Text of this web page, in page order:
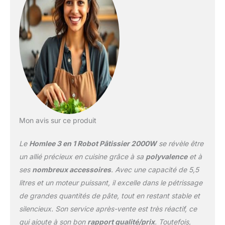
Pâtissier Multifonctions】Robot Pâtissier
seulement un Robot Pétrin,mais aussi un
presse-agrumes de 1,5L pour mélanger les
boissons et les smoothies facilement, les
lames en acier inoxydable 304 ont une
capacité de coupe plus forte. Avec
l'entonnoir à saucisses et les accessoires,
vous pouvez commencer à préparer des
saucisses,des hamburgers,des boulettes de
viande,ce qui facilite la préparation de vos
propres repas délicieux. 【Facilite de
Nettoyage】Le bol en acier inoxydable de 5,5
variété de recettes. Le couvercle transparent
anti-éclaboussures permet d'ajouter
facilement les ingrédients et de surveiller le
processus de pétrissage.Les 5 ventouses
antidérapantes en silicone assurent une
prise en main idéale et réduisent le bruit
pendant la fabrication de la pâte. Lavable au
lave-vaisselle 【Certificats et Service Après-
Mon avis sur ce produit
Le Homlee 3 en 1 Robot Pâtissier 2000Wse révèle être
un allié précieux en cuisine grâce à sa polyvalenceet à
ses nombreux accessoires. Avec une capacité de 5,5
litres et un moteur puissant, il excelle dans le pétrissage
de grandes quantités de pâte, tout en restant stable et
silencieux. Son service après-vente est très réactif, ce
qui ajoute à son bon rapport qualité/prix. Toutefois,